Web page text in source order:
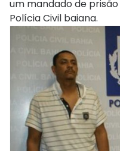
um mandado de
Polícia Civil baiana.